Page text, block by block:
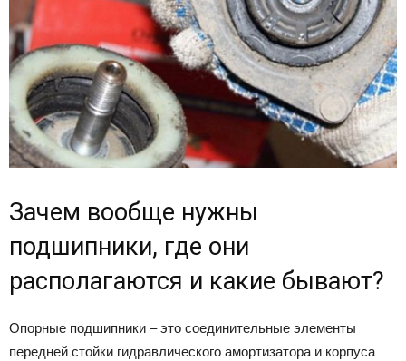
Зачем вообще нужны
подшипники, где они
располагаются и какие бывают?
Опорные подшипники – это соединительные элементы
передней стойки гидравлического амортизатора и корпуса